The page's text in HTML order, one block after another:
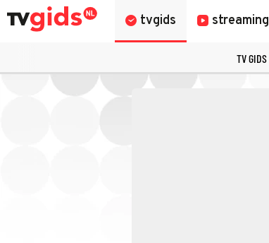
tvgids streaming
TV GIDS